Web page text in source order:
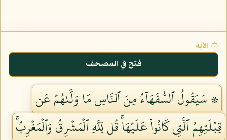
۞ الآية
فتح في المصحف
۞ سَيَقُولُ ٱلسُّفَهَآءُ مِنَ ٱلنَّاسِ مَا وَلَّىٰهُمۡ عَن
قِبۡلَتِهِمُ ٱلَّتِي كَانُواْ عَلَيۡهَاۚ قُل لِّلَّهِ ٱلۡمَشۡرِقُ وَٱلۡمَغۡرِبُۚ